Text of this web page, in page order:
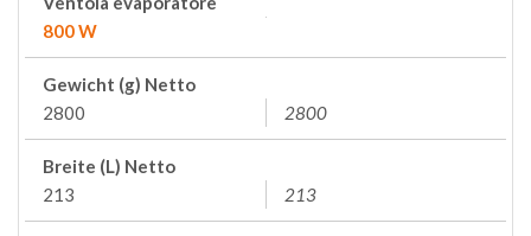
800 W
Gewicht (g) Netto
2800
2800
Breite (L) Netto
213
213